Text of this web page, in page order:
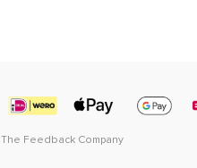
The Feedback Company